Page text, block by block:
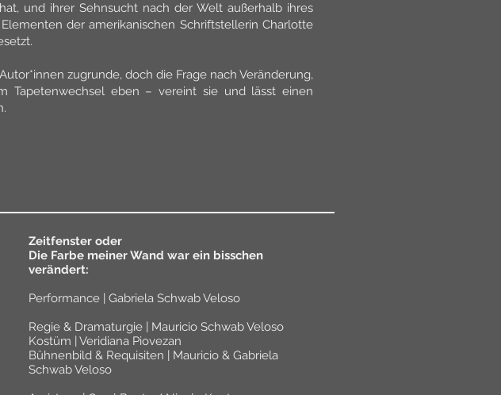
und ihrer Sehnsucht nach der Welt außerhalb ihres
der amerikanischen Schriftstellerin Charlotte
zugrunde, doch die Frage nach Veränderung,
Tapetenwechsel eben – vereint sie und lässt einen
Zeitfenster oder
Die Farbe meiner Wand war ein bisschen
verändert:
Performance | Gabriela Schwab Veloso
Regie & Dramaturgie | Mauricio Schwab Veloso
Kostüm | Veridiana Piovezan
Bühnenbild & Requisiten | Mauricio & Gabriela
Schwab Veloso